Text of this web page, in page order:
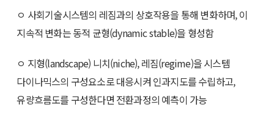
ㅇ 사회기술시스템의 레짐과의 상호작용을 통해 변화하며, 이
지속적 변화는 동적 균형(dynamic stable)을 형성함
ㅇ 지형(landscape) 니치(niche), 레짐(regime)을 시스템
다이나믹스의 구성요소로 대응시켜 인과지도를 수립하고,
유량흐름도를 구성한다면 전환과정의 예측이 가능